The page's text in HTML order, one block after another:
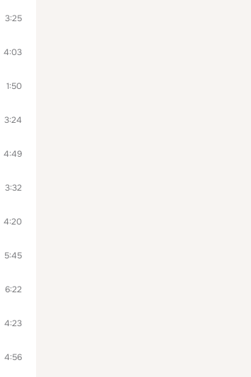
3:25
4:03
1:50
3:24
4:49
3:32
4:20
5:45
6:22
4:23
4:56